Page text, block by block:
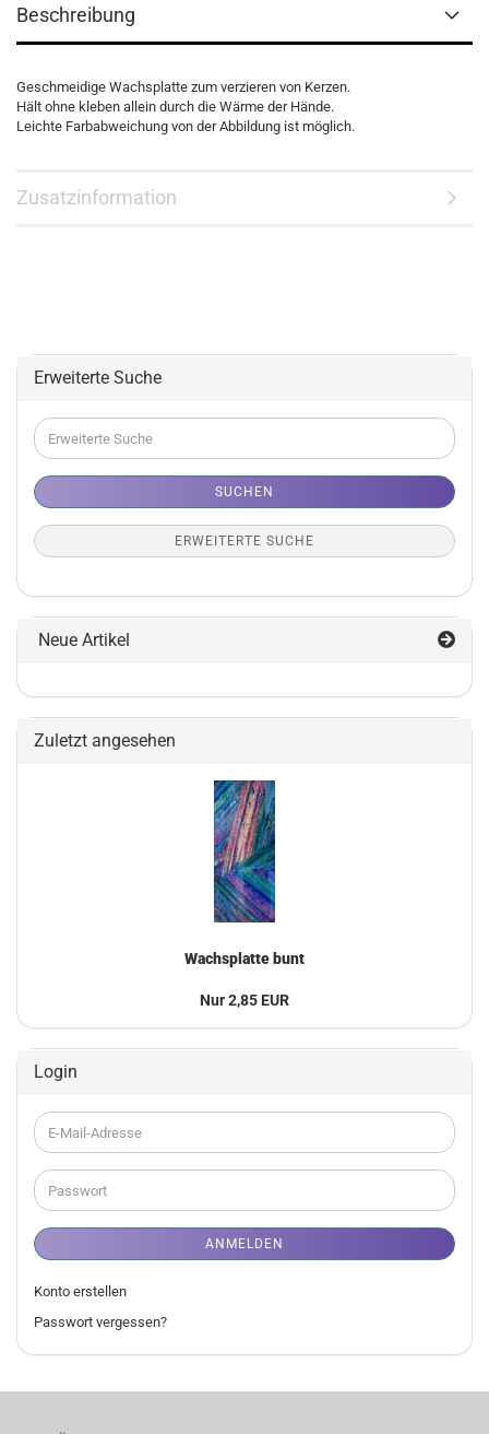
Beschreibung
Geschmeidige Wachsplatte zum verzieren von Kerzen.
Hält ohne kleben allein durch die Wärme der Hände.
Leichte Farbabweichung von der Abbildung ist möglich.
Zusatzinformation
Erweiterte Suche
Erweiterte
Suche
SUCHEN
ERWEITERTE SUCHE
Neue Artikel
Zuletzt angesehen
Wachsplatte bunt
Nur 2,85 EUR
Login
E-
Mail-
Adresse
Passwort
ANMELDEN
Konto erstellen
Passwort vergessen?